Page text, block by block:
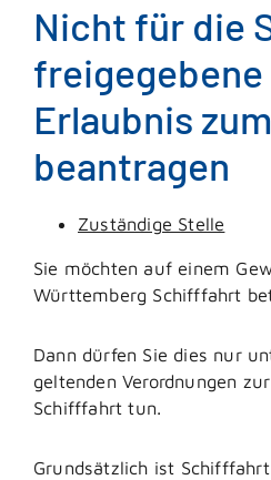
Nicht für die
freigegebene
Erlaubnis
beantragen
Zuständige Stelle
Sie möchten auf einem
Württemberg Schifffahrt
Dann dürfen Sie dies nur
geltenden Verordnungen
Schifffahrt tun.
Grundsätzlich ist